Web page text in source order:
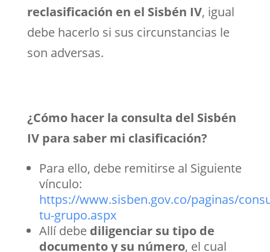
reclasificación en el Sisbén IV, igual
debe hacerlo si sus circunstancias le
son adversas.
¿Cómo hacer la consulta del Sisbén
IV para saber mi clasificación?
Para ello, debe remitirse al Siguiente
vínculo:
https://www.sisben.gov.co/paginas/
tu-grupo.aspx
Allí debe diligenciar su tipo de
documento y su número, el cual